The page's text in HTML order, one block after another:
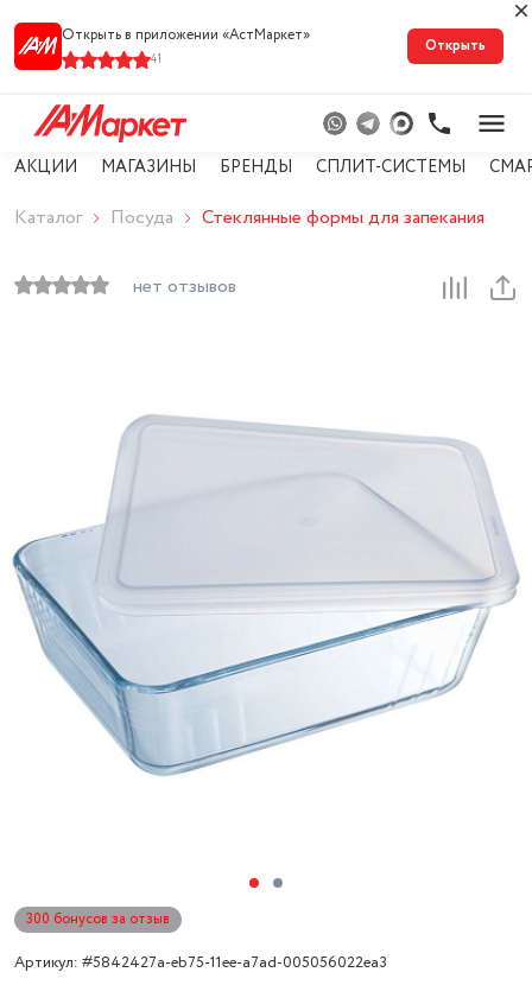
Открыть в приложении «АстМарке‪т‬»
41
Открыть
АКЦИИ МАГАЗИНЫ БРЕНДЫ СПЛИТ-СИСТЕМЫ
Каталог Посуда Стеклянные формы для запекания
нет отзывов
300 бонусов за отзыв
Артикул: #5842427a-eb75-11ee-a7ad-005056022ea3